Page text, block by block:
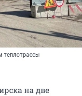
теплотрассы
на две